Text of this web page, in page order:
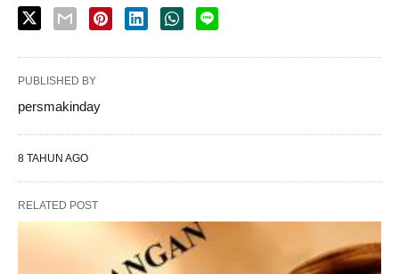
PUBLISHED BY
persmakinday
8 TAHUN AGO
RELATED POST